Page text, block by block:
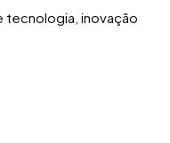
tecnologia, inovação